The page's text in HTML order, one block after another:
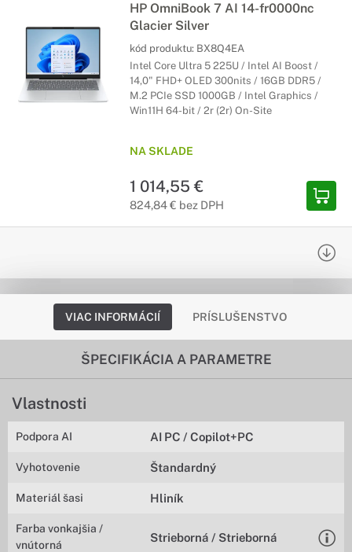
HP OmniBook 7 AI 14-fr0000nc
Glacier Silver
kód produktu: BX8Q4EA
Intel Core Ultra 5 225U / Intel AI Boost /
14,0" FHD+ OLED 300nits / 16GB DDR5 /
M.2 PCIe SSD 1000GB / Intel Graphics /
Win11H 64-bit / 2r (2r) On-Site
NA SKLADE
1 014,55 €
824,84 € bez DPH
VIAC INFORMÁCIÍ PRÍSLUŠENSTVO
ŠPECIFIKÁCIA A PARAMETRE
Vlastnosti
Podpora AI AI PC / Copilot+PC
Vyhotovenie Štandardný
Materiál šasi Hliník
Farba vonkajšia /
vnútorná
Strieborná / Strieborná